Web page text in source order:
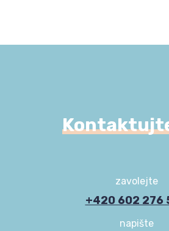
zavolejte
+420 602 276
napište